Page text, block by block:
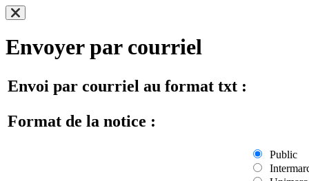
Envoyer par courriel
Envoi par courriel au format txt :
Format de la notice :
Public